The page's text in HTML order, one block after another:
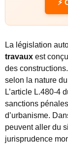
⚡
La législation
travaux est
des
selon la nature
L’article L.480-4
sanctions
d’urbanisme.
peuvent aller du
jurisprudence